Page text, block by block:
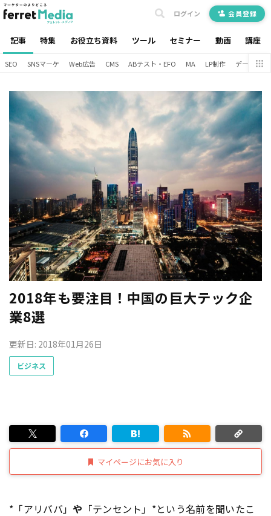
記事 特集 お役立ち資料 ツール セミナー 動画 講座
ログイン 会員登録
SEO SNSマーケ Web広告 CMS ABテスト・EFO MA LP制作 データ分析
2018年も要注目！中国の巨大テック企
業8選
更新日: 2018年01月26日
ビジネス
マイページにお気に入り
*「アリババ」や 「テンセント」*という名前を聞いたこ